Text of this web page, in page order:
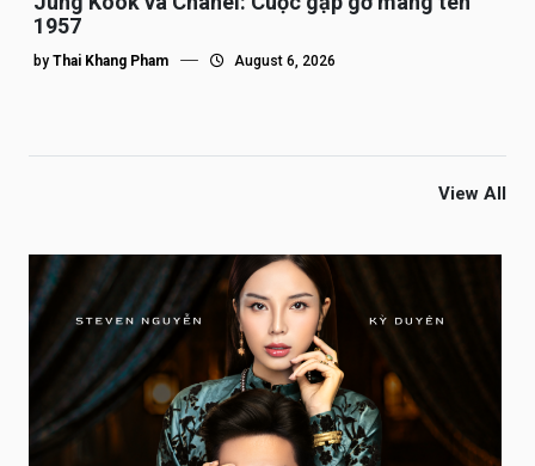
1957
by Thai Khang Pham August 6, 2026
View All